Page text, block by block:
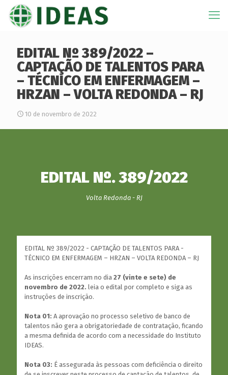
EDITAL Nº 389/2022 –
CAPTAÇÃO DE TALENTOS PARA
– TÉCNICO EM ENFERMAGEM –
HRZAN – VOLTA REDONDA – RJ
10 de novembro de 2022
EDITAL Nº. 389/2022
Volta Redonda - RJ
EDITAL Nº 389/2022 - CAPTAÇÃO DE TALENTOS PARA -
TÉCNICO EM ENFERMAGEM – HRZAN – VOLTA REDONDA – RJ
As inscrições encerram no dia 27 (vinte e sete) de
novembro de 2022. leia o edital por completo e siga as
instruções de inscrição.
Nota 01: A aprovação no processo seletivo de banco de
talentos não gera a obrigatoriedade de contratação, ficando
a mesma definida de acordo com a necessidade do Instituto
IDEAS.
Nota 03: É assegurada às pessoas com deficiência o direito